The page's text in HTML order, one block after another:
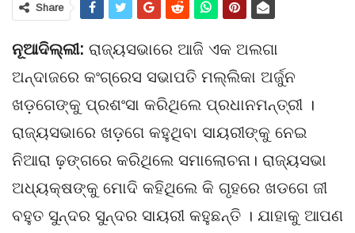
Share
ନୂଆଦିଲ୍ଲୀ: ରାଜ୍ୟସଭାରେ ଆଜି ଏକ ଅଲଗା
ଅନ୍ଦାଜରେ କଂଗ୍ରେସ ସଭାପତି ମଲ୍ଲିକା ଅର୍ଜୁନ
ଖଡ଼ଗେଙ୍କୁ ପ୍ରଶଂସା କରିଥିଲେ ପ୍ରଧାନମନ୍ତ୍ରୀ ।
ରାଜ୍ୟସଭାରେ ଖଡ଼ଗେ କହୁଥିବା ସାୟରୀଙ୍କୁ ନେଇ
ନିଆରା ଢ଼ଙ୍ଗରେ କରିଥିଲେ ସମାଲୋଚନା। ରାଜ୍ୟସଭା
ଅଧ୍ୟକ୍ଷଙ୍କୁ ମୋଦି କହିଥିଲେ କି ଗୃହରେ ଖଡଗେ ଜୀ
ବହୁତ ସୁନ୍ଦର ସୁନ୍ଦର ସାୟରୀ କହୁଛନ୍ତି । ଯାହାକୁ ଆପଣ